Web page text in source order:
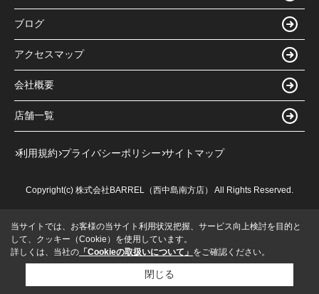
ブログ
アクセスマップ
会社概要
店舗一覧
利用規約 プライバシーポリシー サイトマップ
Copyright(c) 株式会社BARREL（西中島南方店） All Rights Reserved.
当サイトでは、お客様の当サイト利用状況把握、サービス向上検討を目的と
して、クッキー（Cookie）を使用しています。
詳しくは、当社の 「Cookieの取扱いについて」 をご確認ください。
閉じる